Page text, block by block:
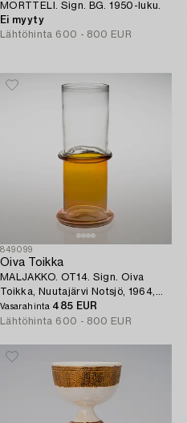
MORTTELI. Sign. BG. 1950-luku.
Ei myyty
Lähtöhinta 600 - 800 EUR
849099
Oiva Toikka
MALJAKKO. OT14. Sign. Oiva
Toikka, Nuutajärvi Notsjö, 1964,
4/100.
Vasarahinta 485 EUR
Lähtöhinta 600 - 800 EUR